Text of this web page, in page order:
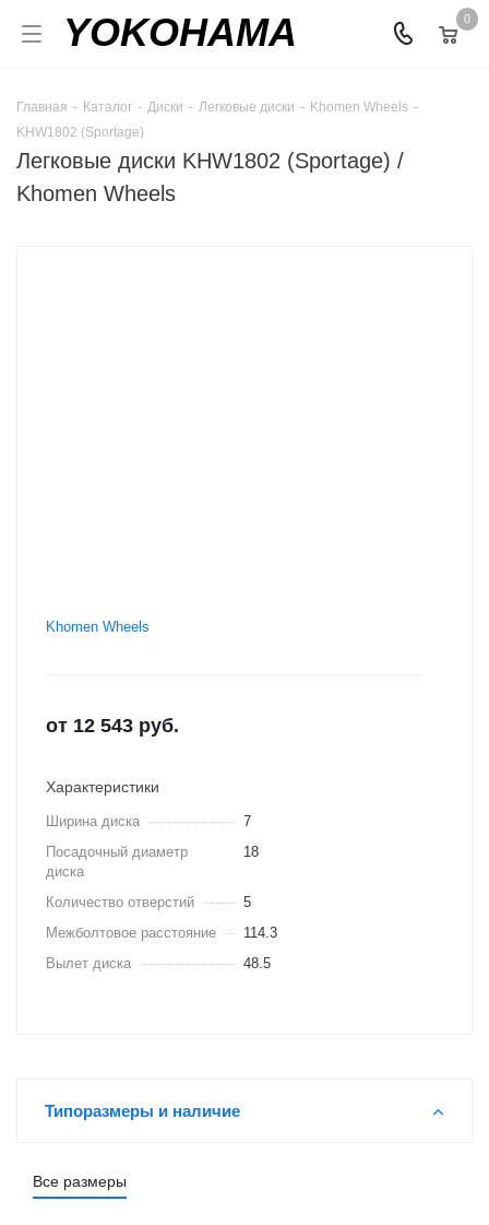
YOKOHAMA 0
Главная - Каталог - Диски - Легковые диски - Khomen Wheels -
KHW1802 (Sportage)
Легковые диски KHW1802 (Sportage) /
Khomen Wheels
Khomen Wheels
от 12 543 руб.
Характеристики
Ширина диска
7
Посадочный диаметр
диска
18
Количество отверстий
5
Межболтовое расстояние
114.3
Вылет диска
48.5
Типоразмеры и наличие
Все размеры